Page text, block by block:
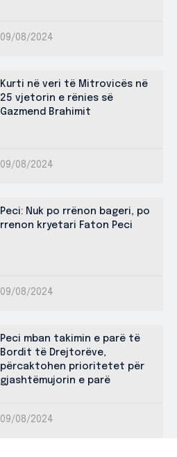
09/08/2024
Kurti në veri të Mitrovicës në
25 vjetorin e rënies së
Gazmend Brahimit
09/08/2024
Peci: Nuk po rrënon bageri, po
rrenon kryetari Faton Peci
09/08/2024
Peci mban takimin e parë të
Bordit të Drejtorëve,
përcaktohen prioritetet për
gjashtëmujorin e parë
09/08/2024